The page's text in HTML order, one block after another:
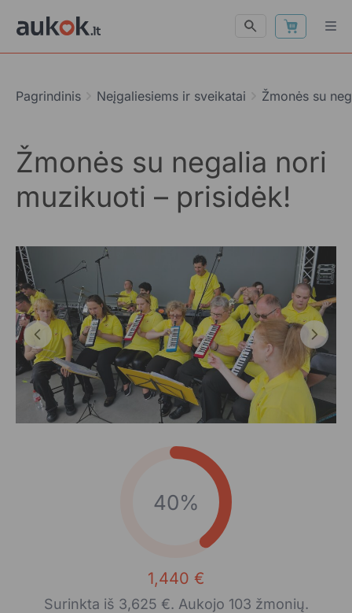
Pagrindinis Neįgaliesiems ir sveikatai Žmonės su
Žmonės su negalia nori
muzikuoti – prisidėk!
40%
1,440 €
Surinkta iš 3,625 €. Aukojo 103 žmonių.